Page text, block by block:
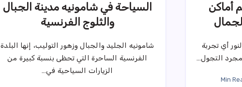
السياحة في شامونيه مدينة الجبال
والثلوج الفرنسية
شامونيه الجليد والجبال وزهور التوليب، إنها البلدة
الفرنسية الساحرة التي تحظى بنسبة كبيرة من
الزيارات السياحية في…
أماكن
أي تجربة
التجول…